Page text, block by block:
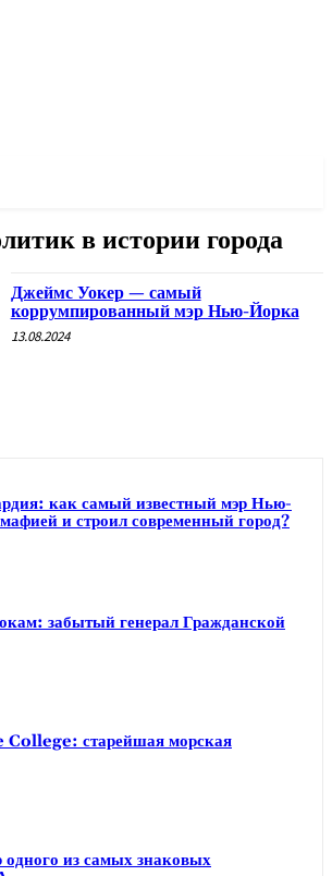
в истории города
Джеймс Уокер — самый
коррумпированный мэр Нью-Йорка
13.08.2024
как самый известный мэр Нью-
и строил современный город?
забытый генерал Гражданской
старейшая морская
из самых знаковых